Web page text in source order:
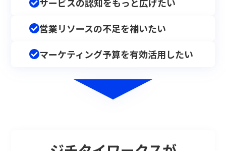
営業リソースの不足を補いたい
マーケティング予算を有効活用したい